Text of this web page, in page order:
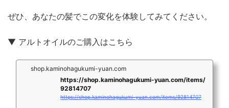
ぜひ、あなたの髪でこの変化を体験してみてください。
▼ アルトオイルのご購入はこちら
shop.kaminohagukumi-yuan.com
https://shop.kaminohagukumi-yuan.com/items/
92814707
https://shop.kaminohagukumi-yuan.com/items/92814707